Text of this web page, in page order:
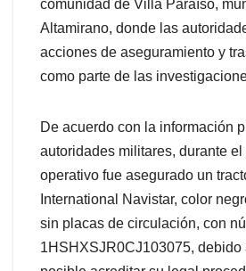
comunidad de Villa Paraíso,
Altamirano, donde las
acciones de aseguramiento y
como parte de las
De acuerdo con la información
autoridades militares, durante el
operativo fue asegurado un
International Navistar, color
sin placas de circulación, con
1HSHXSJR0CJ103075, debido